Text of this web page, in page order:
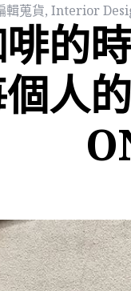
輯蒐貨, Interior
的
人